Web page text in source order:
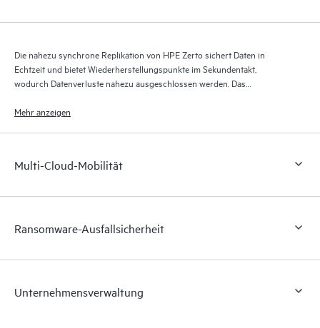
Die nahezu synchrone Replikation von HPE Zerto sichert Daten in
Echtzeit und bietet Wiederherstellungspunkte im Sekundentakt,
wodurch Datenverluste nahezu ausgeschlossen werden. Das
Tausende von Wiederherstellungspunkten und ermöglicht so eine
Mehr anzeigen
Multi-Cloud-Mobilität
Ransomware-Ausfallsicherheit
Unternehmensverwaltung